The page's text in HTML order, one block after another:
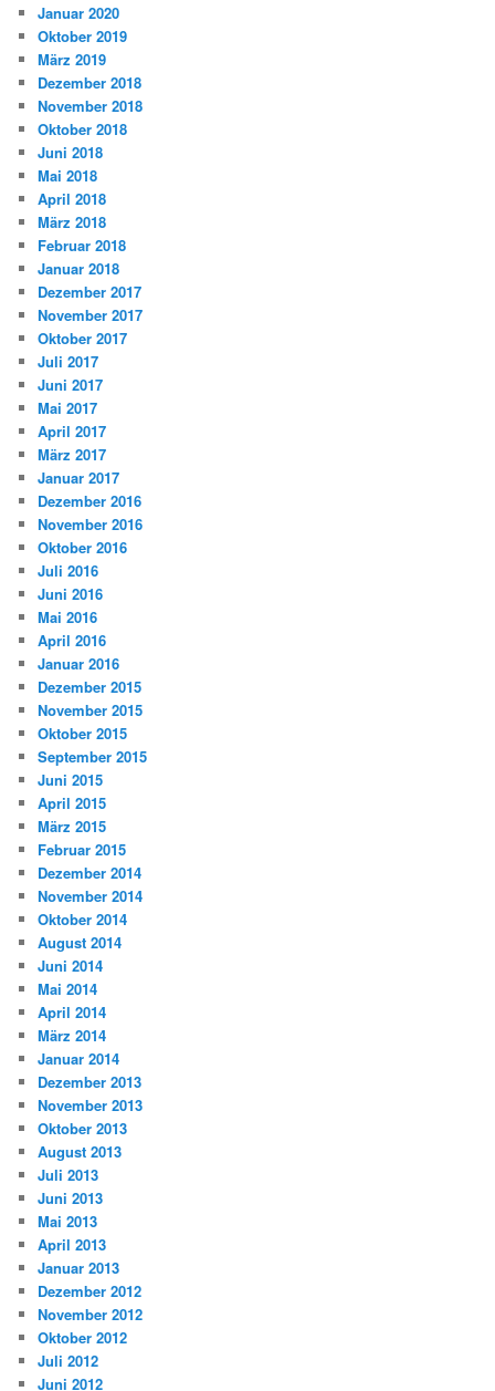
Januar 2020
Oktober 2019
März 2019
Dezember 2018
November 2018
Oktober 2018
Juni 2018
Mai 2018
April 2018
März 2018
Februar 2018
Januar 2018
Dezember 2017
November 2017
Oktober 2017
Juli 2017
Juni 2017
Mai 2017
April 2017
März 2017
Januar 2017
Dezember 2016
November 2016
Oktober 2016
Juli 2016
Juni 2016
Mai 2016
April 2016
Januar 2016
Dezember 2015
November 2015
Oktober 2015
September 2015
Juni 2015
April 2015
März 2015
Februar 2015
Dezember 2014
November 2014
Oktober 2014
August 2014
Juni 2014
Mai 2014
April 2014
März 2014
Januar 2014
Dezember 2013
November 2013
Oktober 2013
August 2013
Juli 2013
Juni 2013
Mai 2013
April 2013
Januar 2013
Dezember 2012
November 2012
Oktober 2012
Juli 2012
Juni 2012